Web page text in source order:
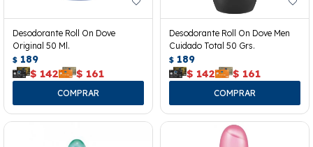
Desodorante Roll On Dove
Original 50 Ml.
$ 189
$ 142 $ 161
Desodorante Roll On Dove Men
Cuidado Total 50 Grs.
$ 189
$ 142 $ 161